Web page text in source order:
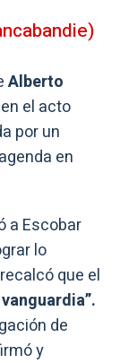
Alberto
el acto
por un
en
a Escobar
lo
que el
de
y